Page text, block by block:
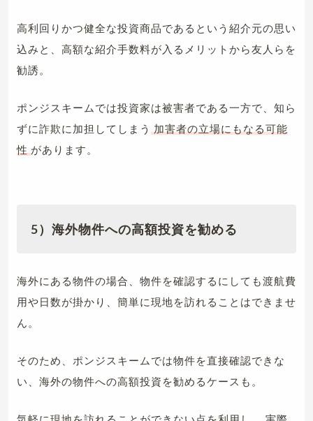
高利回りかつ健全な投資商品であるという紹介元の思い
込みと、高額な紹介手数料が入るメリットから友人らを
勧誘。
ポンジスキームでは投資家は被害者である一方で、知ら
ずに詐欺に加担してしまう 加害者の立場にもなる可能
性 があります。
5）海外物件への高額投資を勧める
海外にある物件の場合、物件を確認するにしても渡航費
用や日数が掛かり、簡単に現地を訪れることはできませ
ん。
そのため、ポンジスキームでは物件を直接確認できな
い、海外の物件への高額投資を勧めるケースも。